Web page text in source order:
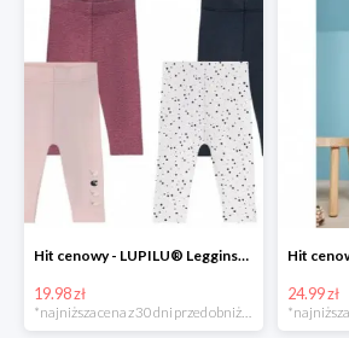
Hit cenowy - LUPILU® Legginsy niemowlęce z biobawełną, 2 pary
19.98 zł 24.99 zł